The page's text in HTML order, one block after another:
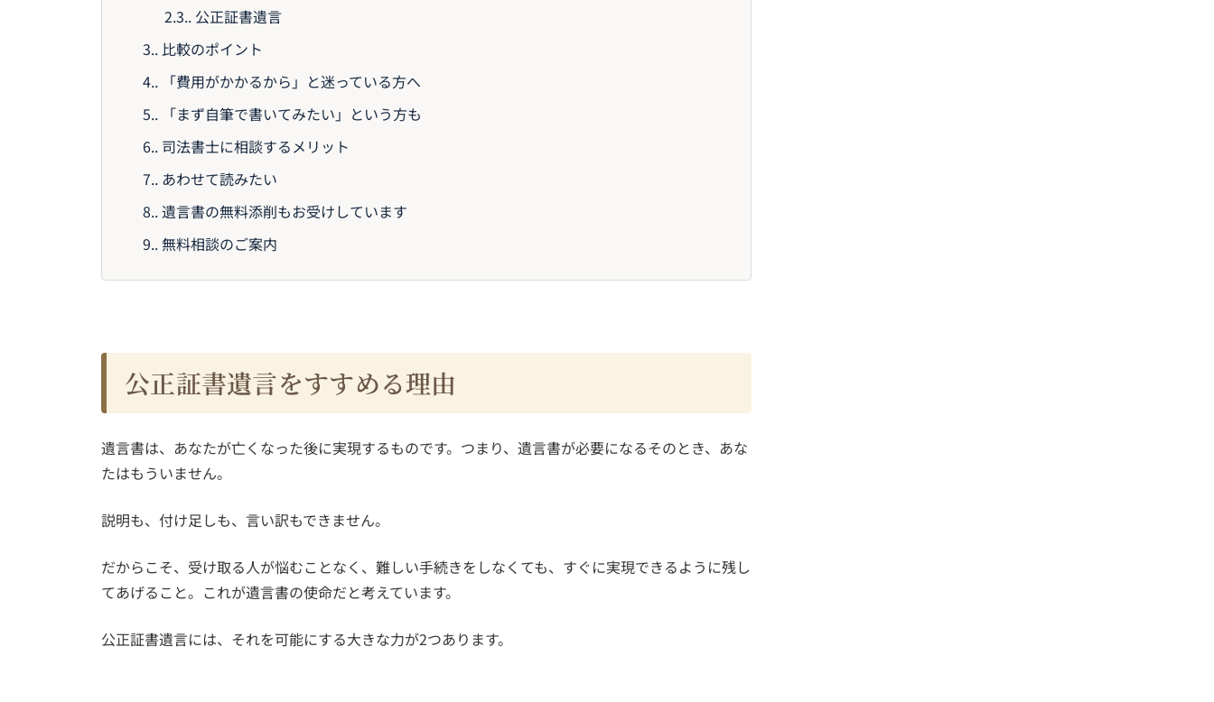
2.3. 公正証書遺言
3. 比較のポイント
4.
「費用がかかるから」と迷っている方へ
5.
「まず自筆で書いてみたい」という方も
6. 司法書士に相談するメリット
7. あわせて読みたい
8. 遺言書の無料添削もお受けしています
9. 無料相談のご案内
公正証書遺言をすすめる理由
遺言書は、あなたが亡くなった後に実現するものです。つまり、遺言書が必要になるそのとき、あな
たはもういません。
説明も、付け足しも、言い訳もできません。
だからこそ、受け取る人が悩むことなく、難しい手続きをしなくても、すぐに実現できるように残し
てあげること。これが遺言書の使命だと考えています。
公正証書遺言には、それを可能にする大きな力が2つあります。